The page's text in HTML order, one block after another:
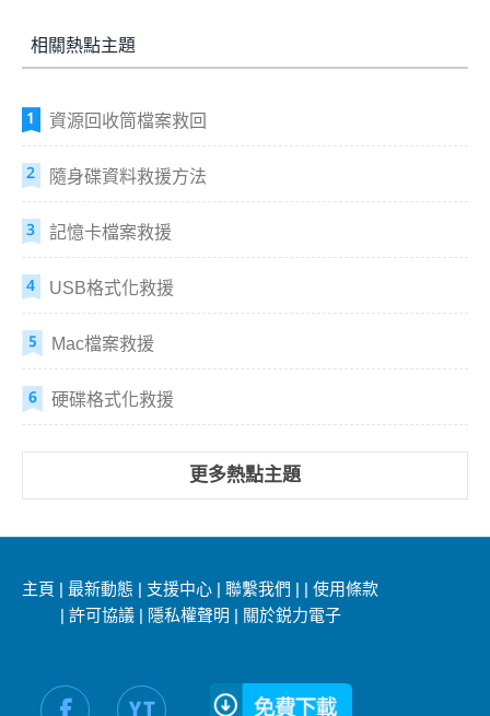
相關熱點主題
資源回收筒檔案救回
隨身碟資料救援方法
記憶卡檔案救援
USB格式化救援
Mac檔案救援
硬碟格式化救援
更多熱點主題
主頁 |最新動態 | 支援中心 |聯繫我們 | |使用條款
| 許可協議| 隱私權聲明 | 關於鋭力電子
社交媒體信息：